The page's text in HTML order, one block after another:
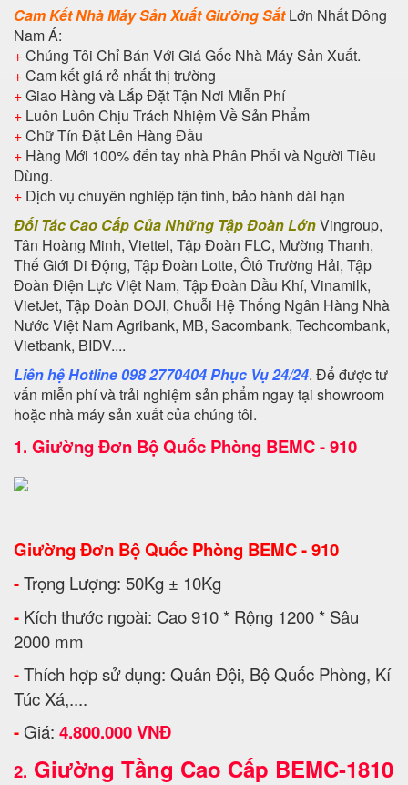
Cam Kết Nhà Máy Sản Xuất Giường SắtLớn Nhất Đông
Nam Á:
+Chúng Tôi Chỉ Bán Với Giá Gốc Nhà Máy Sản Xuất.
+Cam kết giá rẻ nhất thị trường
+Giao Hàng và Lắp Đặt Tận Nơi Miễn Phí
+ Luôn Luôn Chịu Trách Nhiệm Về Sản Phẩm
+Chữ Tín Đặt Lên Hàng Đầu
+ Hàng Mới 100% đến tay nhà Phân Phối và Người Tiêu
Dùng.
+ Dịch vụ chuyên nghiệp tận tình, bảo hành dài hạn
Đối Tác Cao Cấp Của Những Tập Đoàn LớnVingroup,
Tân Hoàng Minh, Viettel, Tập Đoàn FLC, Mường Thanh,
Thế Giới Di Động, Tập Đoàn Lotte, Ôtô Trường Hải, Tập
Đoàn Điện Lực Việt Nam, Tập Đoàn Dầu Khí, Vinamilk,
VietJet, Tập Đoàn DOJI, Chuỗi Hệ Thống Ngân Hàng Nhà
Nước Việt Nam Agribank, MB, Sacombank, Techcombank,
Vietbank, BIDV....
Liên hệ Hotline 098 2770404 Phục Vụ 24/24. Để được tư
vấn miễn phí và trải nghiệm sản phẩm ngay tại showroom
hoặc nhà máy sản xuất của chúng tôi.
1. Giường Đơn Bộ Quốc Phòng BEMC - 910
Giường Đơn Bộ Quốc Phòng BEMC - 910
-Trọng Lượng: 50Kg ± 10Kg
- Kích thước ngoài: Cao 910 * Rộng 1200 * Sâu
2000 mm
-Thích hợp sử dụng: Quân Đội, Bộ Quốc Phòng, Kí
Túc Xá,....
- Giá: 4.800.000 VNĐ
2. Giường Tầng Cao Cấp BEMC-1810